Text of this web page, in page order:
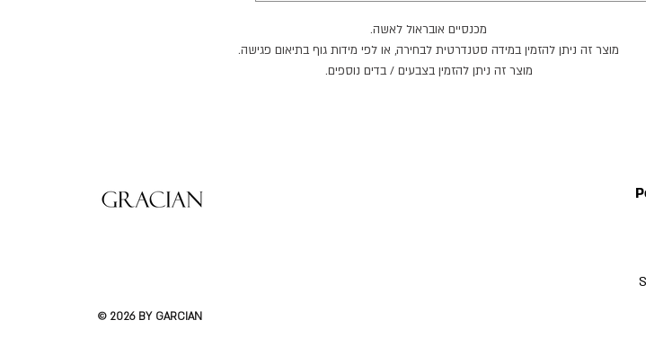
מכנסיים אובראול לאשה.
מוצר זה ניתן להזמין במידה סטנדרטית לבחירה, או לפי מידות גוף בתיאום פגישה.
מוצר זה ניתן להזמין בצבעים / בדים נוספים.
© 2026 BY GARCIAN